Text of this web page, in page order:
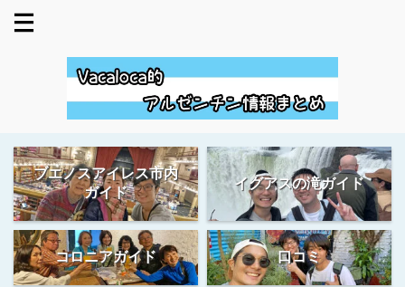
ブエノスアイレス市内
ガイド
イグアスの滝ガイド
コロニアガイド 口コミ